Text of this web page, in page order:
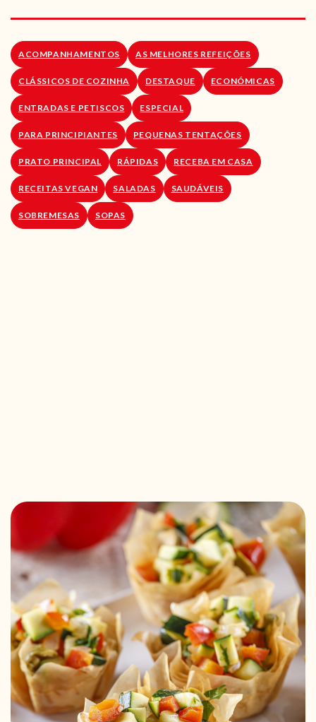
LOJA ONLINE
BLOG
ACOMPANHAMENTOS AS MELHORES REFEIÇÕES
CLÁSSICOS DE COZINHA DESTAQUE ECONÓMICAS
ENTRADAS E PETISCOS ESPECIAL
PARA PRINCIPIANTES PEQUENAS TENTAÇÕES
PRATO PRINCIPAL RÁPIDAS RECEBA EM CASA
RECEITAS VEGAN SALADAS SAUDÁVEIS
SOBREMESAS SOPAS